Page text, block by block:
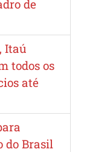
de
Itaú
todos os
até
do Brasil